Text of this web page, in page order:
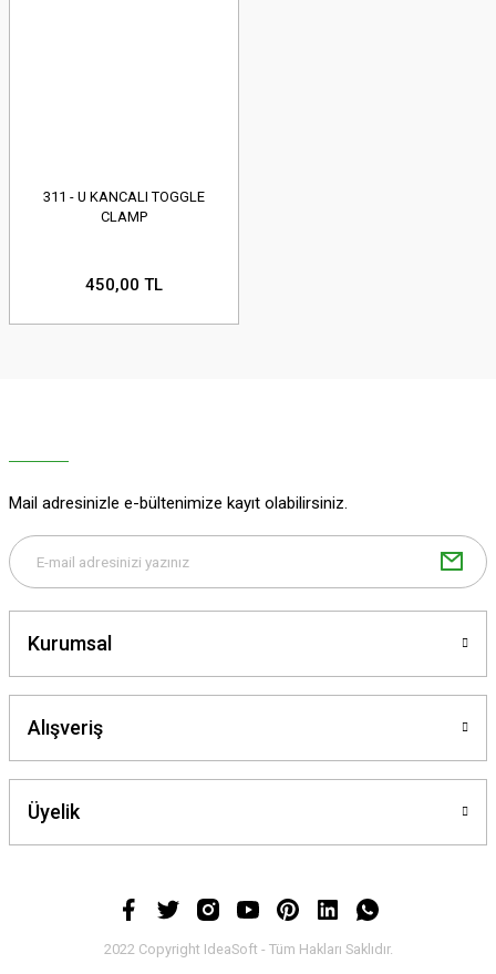
311 - U KANCALI TOGGLE
CLAMP
450,00 TL
Mail adresinizle e-bültenimize kayıt olabilirsiniz.
Kurumsal
Alışveriş
Üyelik
2022 Copyright IdeaSoft - Tüm Hakları Saklıdır.